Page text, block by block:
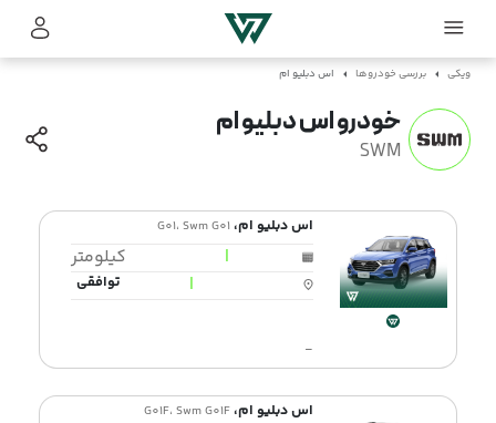
ویکی بررسی خودروها اس دبلیو ام
خودرو اس دبلیو ام
SWM
اس دبلیو ام، G01، Swm G01
|
کیلومتر
|
توافقی
-
اس دبلیو ام،G01F، Swm G01F